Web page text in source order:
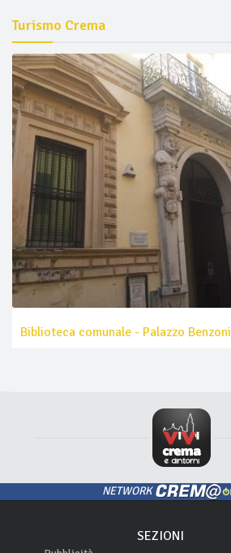
Turismo Crema
Biblioteca comunale - Palazzo Benzoni
NETWORK
SEZIONI